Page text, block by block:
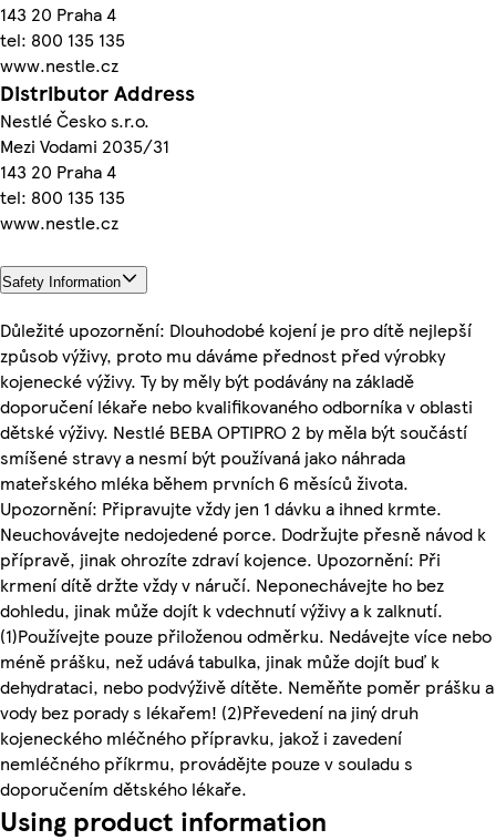
143 20 Praha 4
tel: 800 135 135
www.nestle.cz
Distributor Address
Nestlé Česko s.r.o.
Mezi Vodami 2035/31
143 20 Praha 4
tel: 800 135 135
www.nestle.cz
Safety Information
Důležité upozornění: Dlouhodobé kojení je pro dítě nejlepší
způsob výživy, proto mu dáváme přednost před výrobky
kojenecké výživy. Ty by měly být podávány na základě
doporučení lékaře nebo kvalifikovaného odborníka v oblasti
dětské výživy. Nestlé BEBA OPTIPRO 2 by měla být součástí
smíšené stravy a nesmí být používaná jako náhrada
mateřského mléka během prvních 6 měsíců života.
Upozornění: Připravujte vždy jen 1 dávku a ihned krmte.
Neuchovávejte nedojedené porce. Dodržujte přesně návod k
přípravě, jinak ohrozíte zdraví kojence. Upozornění: Při
krmení dítě držte vždy v náručí. Neponechávejte ho bez
dohledu, jinak může dojít k vdechnutí výživy a k zalknutí.
(1)Používejte pouze přiloženou odměrku. Nedávejte více nebo
méně prášku, než udává tabulka, jinak může dojít buď k
dehydrataci, nebo podvýživě dítěte. Neměňte poměr prášku a
vody bez porady s lékařem! (2)Převedení na jiný druh
kojeneckého mléčného přípravku, jakož i zavedení
nemléčného příkrmu, provádějte pouze v souladu s
doporučením dětského lékaře.
Using product information